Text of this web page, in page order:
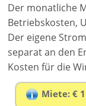
Der monatliche
Betriebskosten,
Der eigene
separat an den
Kosten für die
Miete: €